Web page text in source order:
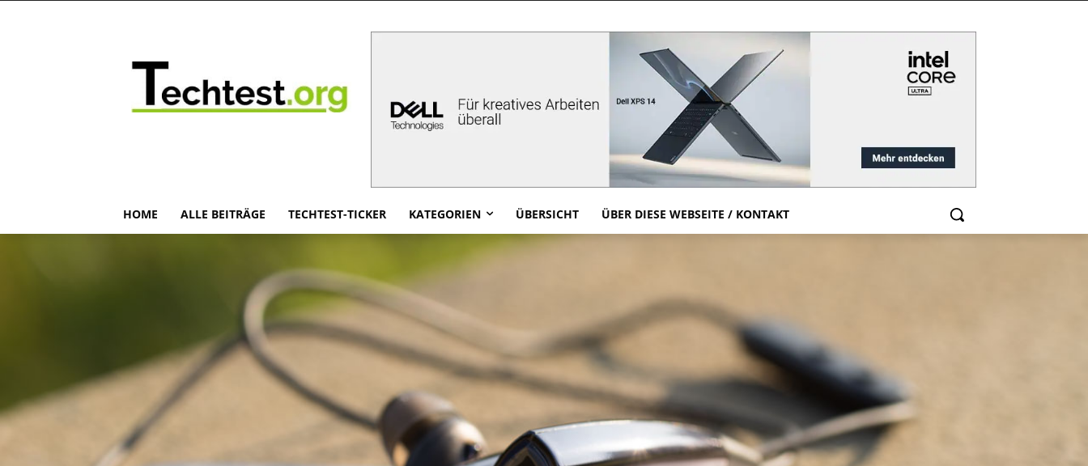
HOME ALLE BEITRÄGE TECHTEST-TICKER KATEGORIEN ÜBERSICHT ÜBER DIESE WEBSEITE / KONTAKT